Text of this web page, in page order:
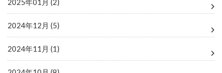
2025年01月 (2)
2024年12月 (5)
2024年11月 (1)